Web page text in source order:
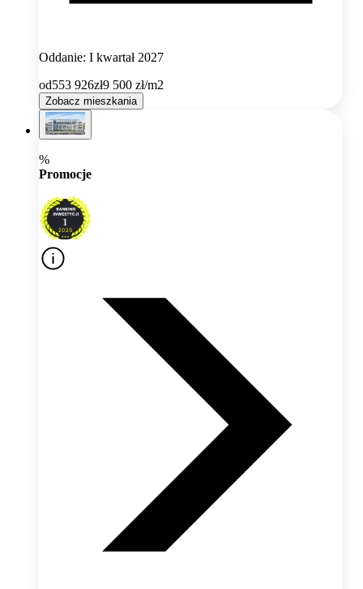
Oddanie: I kwartał 2027
od553 926zł9 500 zł/m2
Zobacz mieszkania
%
Promocje